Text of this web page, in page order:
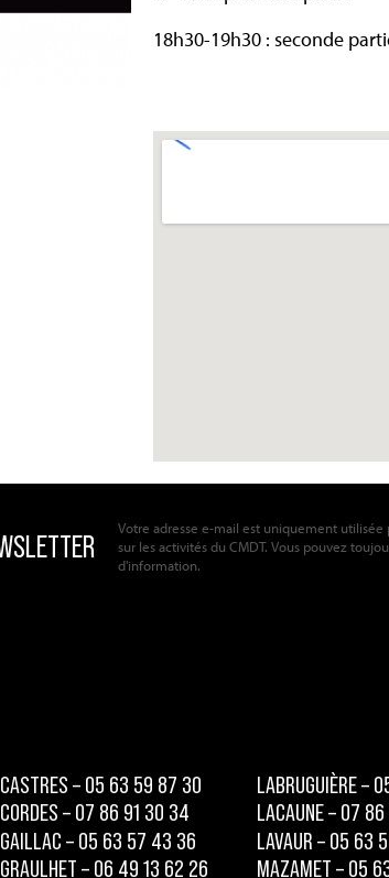
18h30-19h30 : seconde
Votre adresse e-mail est uniquement
sur les activités du CMDT. Vous pouvez
d'information.
CASTRES – 05 63 59 87 30
CORDES – 07 86 91 30 34
GAILLAC – 05 63 57 43 36
GRAULHET – 06 49 13 62 26
LABRUGUIÈRE –
LACAUNE – 07
LAVAUR – 05 63
MAZAMET – 05